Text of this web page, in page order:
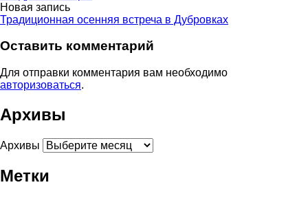
Новая запись
Традиционная осенняя встреча в Дубровках
Оставить комментарий
Для отправки комментария вам необходимо
авторизоваться.
Архивы
Архивы
Метки